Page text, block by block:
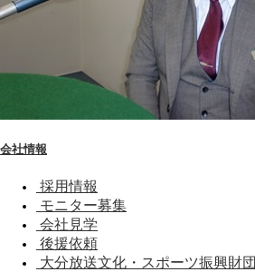
会社情報
採用情報
モニター募集
会社見学
後援依頼
大分放送文化・スポーツ振興財団